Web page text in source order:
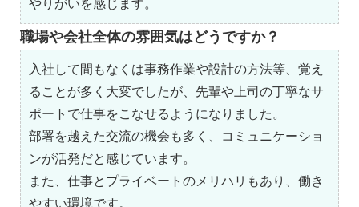
やりがいを感じます。
職場や会社全体の雰囲気はどうですか？
入社して間もなくは事務作業や設計の方法等、覚え
ることが多く大変でしたが、先輩や上司の丁寧なサ
ポートで仕事をこなせるようになりました。
部署を越えた交流の機会も多く、コミュニケーショ
ンが活発だと感じています。
また、仕事とプライベートのメリハリもあり、働き
やすい環境です。